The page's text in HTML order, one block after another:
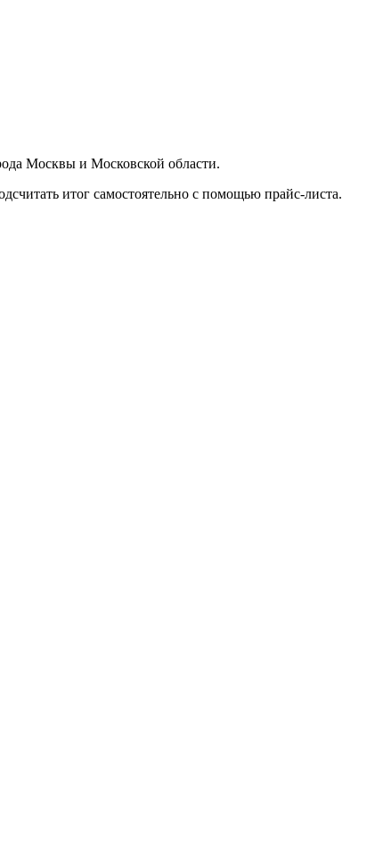
Москвы и Московской области.
итог самостоятельно с помощью прайс-листа.